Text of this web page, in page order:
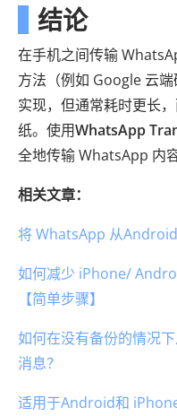
结论
在手机之间传输
方法（例如 Google 云
实现，但通常耗时更长
纸。使用WhatsApp
全地传输 WhatsApp 内
相关文章：
将 WhatsApp 从
如何减少 iPhone/
【简单步骤】
如何在没有备份的情况
消息？
适用于Android和